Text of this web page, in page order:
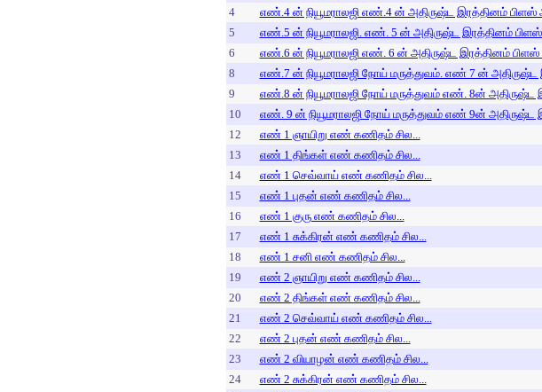
4
எண்.4 ன் நியூமராலஜி எண்.4 ன் அதிருஷ்ட இரத்தினம் பிளஸ்
5
எண்.5 ன் நியூமராலஜி. எண். 5 ன் அதிருஷ்ட இரத்தினம்
6
எண்.6 ன் நியூமராலஜி எண். 6 ன் அதிருஷ்ட இரத்தினம்
8
எண்.7 ன் நியூமராலஜி நோய் மருத்துவம். எண் 7 ன்
9
எண்.8 ன் நியூமராலஜி நோய் மருத்துவம் எண். 8ன் அதிருஷ்ட
10
எண். 9 ன் நியூமராலஜி நோய் மருத்துவம் எண் 9ன் அதிருஷ்ட
12
எண் 1 ஞாயிறு எண் கணிதம் சில...
13
எண் 1 திங்கள் எண் கணிதம் சில...
14
எண் 1 செவ்வாய் எண் கணிதம் சில...
15
எண் 1 புதன் எண் கணிதம் சில...
16
எண் 1 குரு எண் கணிதம் சில...
17
எண் 1 சுக்கிரன் எண் கணிதம் சில...
18
எண் 1 சனி எண் கணிதம் சில...
19
எண் 2 ஞாயிறு எண் கணிதம் சில...
20
எண் 2 திங்கள் எண் கணிதம் சில...
21
எண் 2 செவ்வாய் எண் கணிதம் சில...
22
எண் 2 புதன் எண் கணிதம் சில...
23
எண் 2 வியாழன் எண் கணிதம் சில...
24
எண் 2 சுக்கிரன் எண் கணிதம் சில...